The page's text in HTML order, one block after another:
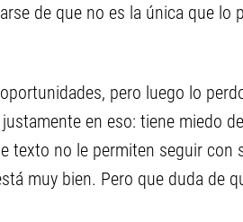
de que no es la única que lo
pero luego lo
en eso: tiene miedo
texto no le permiten seguir con
muy bien. Pero que duda de